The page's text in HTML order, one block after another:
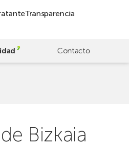
Transparencia
Contacto
Bizkaia